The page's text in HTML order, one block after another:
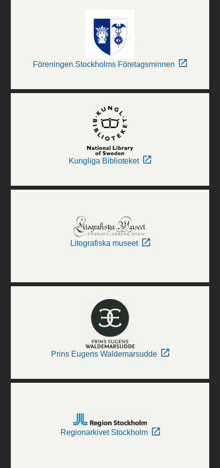
Föreningen Stockholms Företagsminnen
Kungliga Biblioteket
Litografiska museet
Prins Eugens Waldemarsudde
Regionarkivet Stockholm